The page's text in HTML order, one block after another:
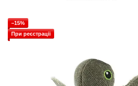
−15%
При реєстрації